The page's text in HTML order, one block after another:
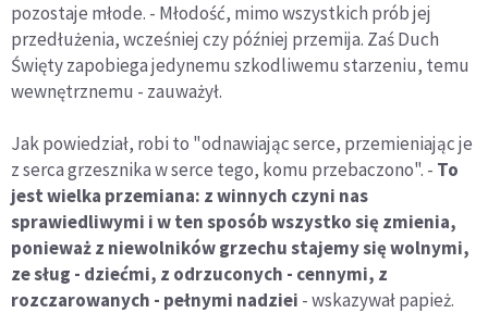
pozostaje młode. - Młodość, mimo wszystkich prób jej
przedłużenia, wcześniej czy później przemija. Zaś Duch
Święty zapobiega jedynemu szkodliwemu starzeniu, temu
wewnętrznemu - zauważył.
Jak powiedział, robi to "odnawiając serce, przemieniając je
z serca grzesznika w serce tego, komu przebaczono". - To
jest wielka przemiana: z winnych czyni nas
sprawiedliwymi i w ten sposób wszystko się zmienia,
ponieważ z niewolników grzechu stajemy się wolnymi,
ze sług - dziećmi, z odrzuconych - cennymi, z
rozczarowanych - pełnymi nadziei - wskazywał papież.